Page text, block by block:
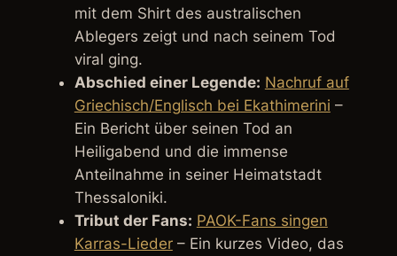
mit dem Shirt des australischen
Ablegers zeigt und nach seinem Tod
viral ging.
Abschied einer Legende: Nachruf auf
Griechisch/Englisch bei Ekathimerini –
Ein Bericht über seinen Tod an
Heiligabend und die immense
Anteilnahme in seiner Heimatstadt
Thessaloniki.
Tribut der Fans: PAOK-Fans singen
Karras-Lieder– Ein kurzes Video, das